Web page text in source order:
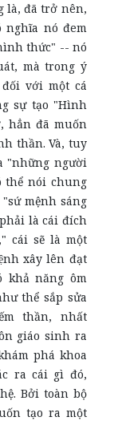
là, đã trở nên,
nghĩa nó đem
thức" -- nó
mà trong ý
với một cá
sự tạo "Hình
hẳn đã muốn
thần. Và, tuy
"những người
thể nói chung
mệnh sáng
là cái đích
cái sẽ là một
xây lên đạt
khả năng ôm
thể sắp sửa
thần, nhất
giáo sinh ra
phá khoa
ra cái gì đó,
Bởi toàn bộ
tạo ra một